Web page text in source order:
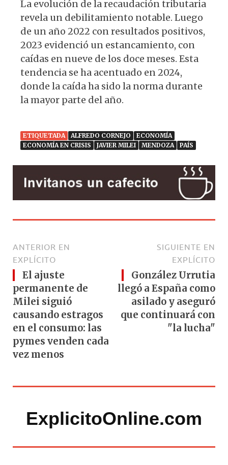
La evolución de la recaudación tributaria
revela un debilitamiento notable. Luego
de un año 2022 con resultados positivos,
2023 evidenció un estancamiento, con
caídas en nueve de los doce meses. Esta
tendencia se ha acentuado en 2024,
donde la caída ha sido la norma durante
la mayor parte del año.
ETIQUETADA ALFREDO CORNEJO
ECONOMÍA
ECONOMÍA EN CRISIS
JAVIER MILEI MENDOZA PAÍS
ANTERIOR EN
EXPLÍCITO
El ajuste
permanente de
Milei siguió
causando estragos
en el consumo: las
pymes venden cada
vez menos
SIGUIENTE EN
EXPLÍCITO
González Urrutia
llegó a España como
asilado y aseguró
que continuará con
"la lucha"
ExplicitoOnline.com